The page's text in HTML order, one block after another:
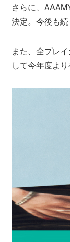
さらに、
決定。今後も続
また、全プレ
して今年度よ